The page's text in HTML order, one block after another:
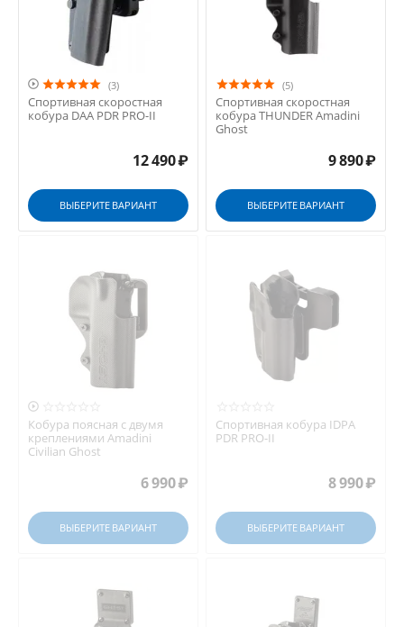
 (3)
Спортивная скоростная
кобура DAA PDR PRO-II
12 490₽
ВЫБЕРИТЕ ВАРИАНТ
(5)
Спортивная скоростная
кобура THUNDER Amadini
Ghost
9 890₽
ВЫБЕРИТЕ ВАРИАНТ

Кобура поясная с двумя
креплениями Amadini
Civilian Ghost
6 990₽
ВЫБЕРИТЕ ВАРИАНТ
Спортивная кобура IDPA
PDR PRO-II
8 990₽
ВЫБЕРИТЕ ВАРИАНТ